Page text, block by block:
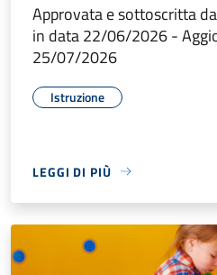
Approvata e sottoscritta
in data 22/06/2026 -
25/07/2026
Istruzione
LEGGI DI PIÙ